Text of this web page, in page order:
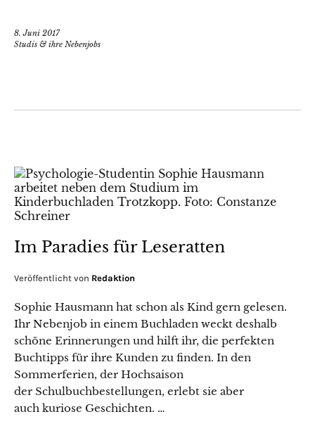
8. Juni 2017
Studis & ihre Nebenjobs
Im Paradies für Leseratten
Veröffentlicht von Redaktion
Sophie Hausmann hat schon als Kind gern gelesen.
Ihr Nebenjob in einem Buchladen weckt deshalb
schöne Erinnerungen und hilft ihr, die perfekten
Buchtipps für ihre Kunden zu finden. In den
Sommerferien, der Hochsaison
der Schulbuchbestellungen, erlebt sie aber
auch kuriose Geschichten. …